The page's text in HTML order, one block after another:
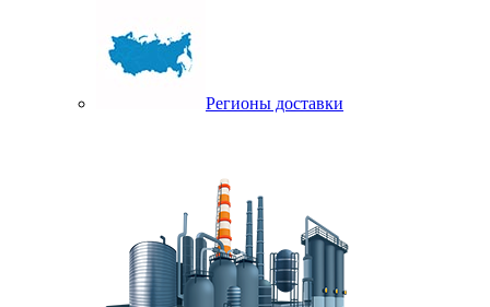
Регионы доставки